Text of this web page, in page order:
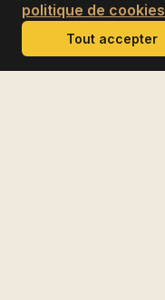
politique de cookies
Tout accepter